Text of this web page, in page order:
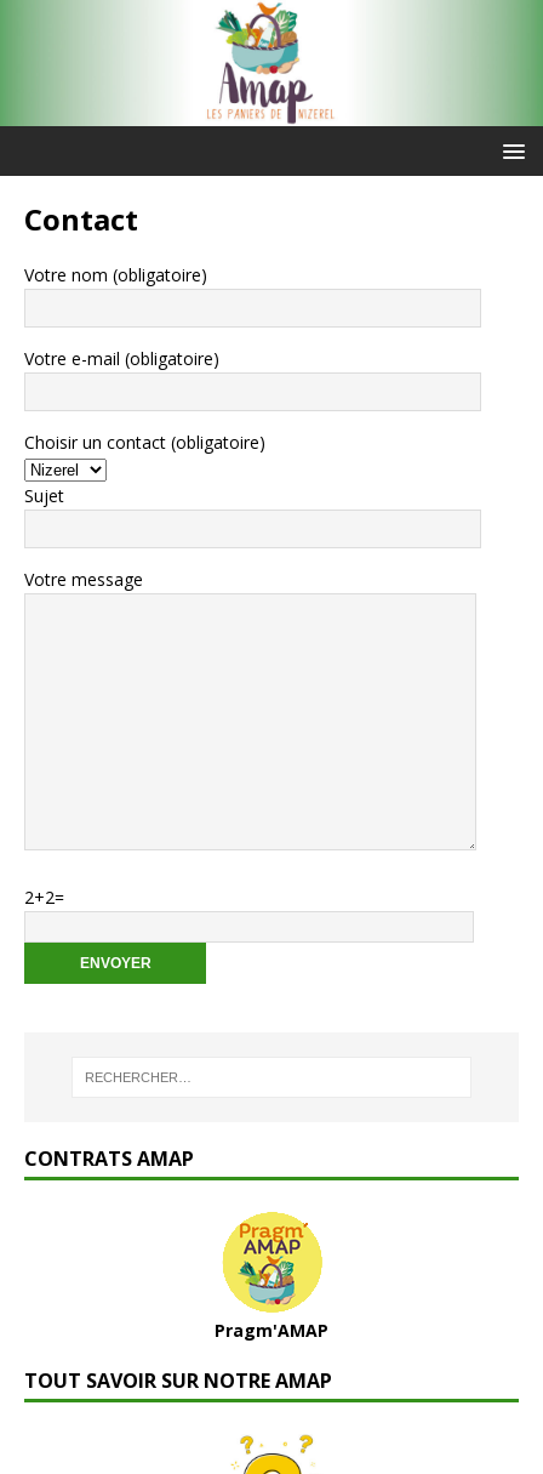
Contact
Votre nom (obligatoire)
Votre e-mail (obligatoire)
Choisir un contact (obligatoire)
Sujet
Votre message
2+2=
CONTRATS AMAP
Pragm'AMAP
TOUT SAVOIR SUR NOTRE AMAP